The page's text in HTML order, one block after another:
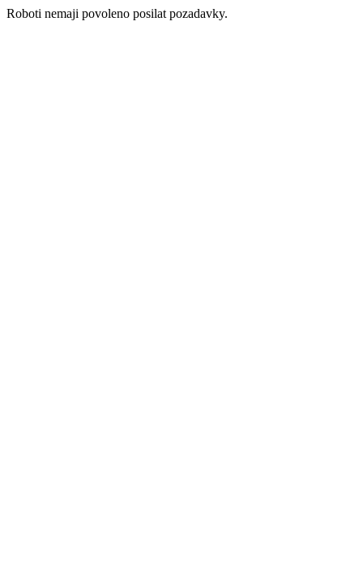
Roboti nemaji povoleno posilat pozadavky.